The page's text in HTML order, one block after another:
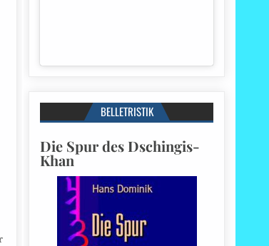
BELLETRISTIK
Die Spur des Dschingis-
Khan